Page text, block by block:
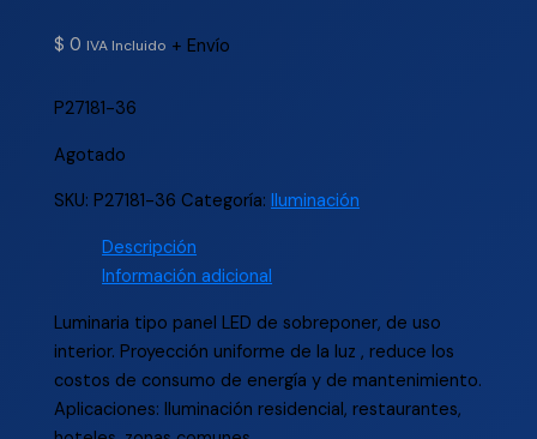
$ 0 IVA Incluido + Envío
P27181-36
Agotado
SKU:P27181-36 Categoría:Iluminación
Descripción
Información adicional
Luminaria tipo panel LED de sobreponer, de uso
interior. Proyección uniforme de la luz , reduce los
costos de consumo de energía y de mantenimiento.
Aplicaciones: Iluminación residencial, restaurantes,